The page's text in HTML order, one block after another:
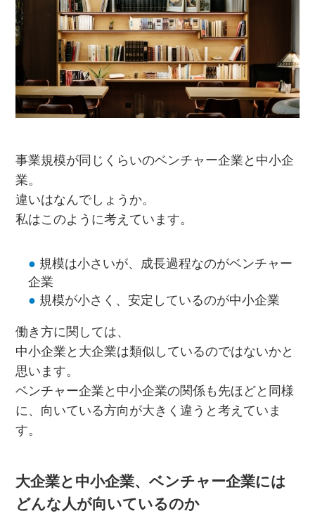
事業規模が同じくらいのベンチャー企業と中小企
業。
違いはなんでしょうか。
私はこのように考えています。
規模は小さいが、成長過程なのがベンチャー
企業
規模が小さく、安定しているのが中小企業
働き方に関しては、
中小企業と大企業は類似しているのではないかと
思います。
ベンチャー企業と中小企業の関係も先ほどと同様
に、向いている方向が大きく違うと考えていま
す。
大企業と中小企業、ベンチャー企業には
どんな人が向いているのか